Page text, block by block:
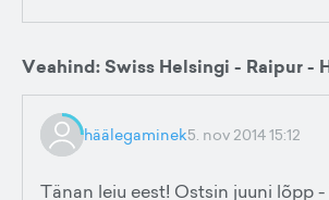
Veahind: Swiss Helsingi - Raipur -
häälegaminek5. nov 2014 15:12
Tänan leiu eest! Ostsin juuni lõpp -